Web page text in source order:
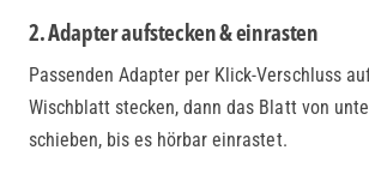
2. Adapter aufstecken & einrasten
Passenden Adapter per Klick-Verschluss
Wischblatt stecken, dann das Blatt von
schieben, bis es hörbar einrastet.